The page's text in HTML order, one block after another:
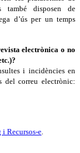
també disposen de
d’ús per un temps
electrònica o no
i incidències en
del correu electrònic:
i Recursos-e